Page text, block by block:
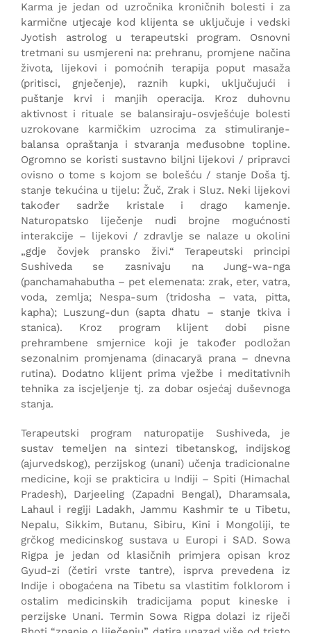
Karma je jedan od uzročnika kroničnih bolesti i za
karmične utjecaje kod klijenta se uključuje i vedski
Jyotish astrolog u terapeutski program. Osnovni
tretmani su usmjereni na: prehranu, promjene načina
života, lijekovi i pomoćnih terapija poput masaža
(pritisci, gnječenje), raznih kupki, uključujući i
puštanje krvi i manjih operacija. Kroz duhovnu
aktivnost i rituale se balansiraju-osvješćuje bolesti
uzrokovane karmičkim uzrocima za stimuliranje-
balansa opraštanja i stvaranja međusobne topline.
Ogromno se koristi sustavno biljni lijekovi / pripravci
ovisno o tome s kojom se bolešću / stanje Doša tj.
stanje tekućina u tijelu: Žuč, Zrak i Sluz. Neki lijekovi
također sadrže kristale i drago kamenje.
Naturopatsko liječenje nudi brojne mogućnosti
interakcije – lijekovi / zdravlje se nalaze u okolini
„gdje čovjek pransko živi.“ Terapeutski principi
Sushiveda se zasnivaju na Jung-wa-nga
(panchamahabutha – pet elemenata: zrak, eter, vatra,
voda, zemlja; Nespa-sum (tridosha – vata, pitta,
kapha); Luszung-dun (sapta dhatu – stanje tkiva i
stanica). Kroz program klijent dobi pisne
prehrambene smjernice koji je također podložan
sezonalnim promjenama (dinacaryā prana – dnevna
rutina). Dodatno klijent prima vježbe i meditativnih
tehnika za iscjeljenje tj. za dobar osjećaj duševnoga
stanja.
Terapeutski program naturopatije Sushiveda, je
sustav temeljen na sintezi tibetanskog, indijskog
(ajurvedskog), perzijskog (unani) učenja tradicionalne
medicine, koji se prakticira u Indiji – Spiti (Himachal
Pradesh), Darjeeling (Zapadni Bengal), Dharamsala,
Lahaul i regiji Ladakh, Jammu Kashmir te u Tibetu,
Nepalu, Sikkim, Butanu, Sibiru, Kini i Mongoliji, te
grčkog medicinskog sustava u Europi i SAD. Sowa
Rigpa je jedan od klasičnih primjera opisan kroz
Gyud-zi (četiri vrste tantre), isprva prevedena iz
Indije i obogaćena na Tibetu sa vlastitim folklorom i
ostalim medicinskih tradicijama poput kineske i
perzijske Unani. Termin Sowa Rigpa dolazi iz riječi
Dr. Gupta Shop is
in the making.